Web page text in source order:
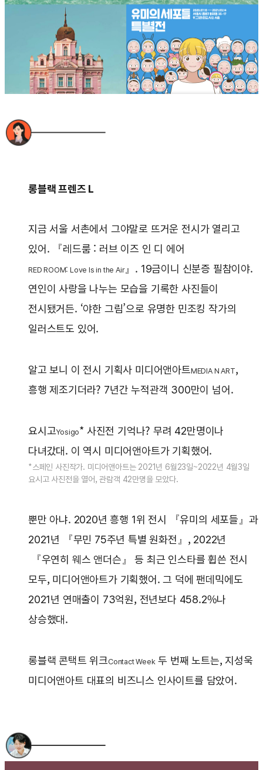
롱블랙 프렌즈 L
지금 서울 서촌에서 그야말로 뜨거운 전시가 열리고
있어. 『레드룸 : 러브 이즈 인 디 에어
RED ROOM: Love Is in the Air』. 19금이니 신분증 필참이야.
연인이 사랑을 나누는 모습을 기록한 사진들이
전시됐거든. ‘야한 그림’으로 유명한 민조킹 작가의
일러스트도 있어.
알고 보니 이 전시 기획사 미디어앤아트MEDIA N ART,
흥행 제조기더라? 7년간 누적관객 300만이 넘어.
요시고Yosigo* 사진전 기억나? 무려 42만명이나
다녀갔대. 이 역시 미디어앤아트가 기획했어.
*스페인 사진작가. 미디어앤아트는 2021년 6월23일~2022년 4월3일
요시고 사진전을 열어, 관람객 42만명을 모았다.
뿐만 아냐. 2020년 흥행 1위 전시 『유미의 세포들』과
2021년 『무민 75주년 특별 원화전』, 2022년
『우연히 웨스 앤더슨』 등 최근 인스타를 휩쓴 전시
모두, 미디어앤아트가 기획했어. 그 덕에 팬데믹에도
2021년 연매출이 73억원, 전년보다 458.2%나
상승했대.
롱블랙 콘택트 위크Contact Week 두 번째 노트는, 지성욱
미디어앤아트 대표의 비즈니스 인사이트를 담았어.